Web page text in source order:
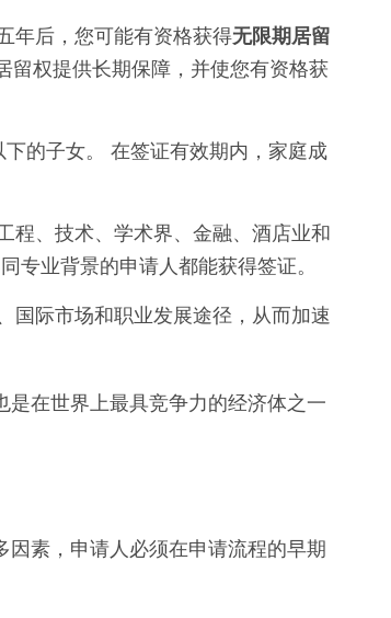
年后，您可能有资格获得无限期居留
权提供长期保障，并使您有资格获
的子女。 在签证有效期内，家庭成
程、技术、学术界、金融、酒店业和
专业背景的申请人都能获得签证。
国际市场和职业发展途径，从而加速
在世界上最具竞争力的经济体之一
素，申请人必须在申请流程的早期